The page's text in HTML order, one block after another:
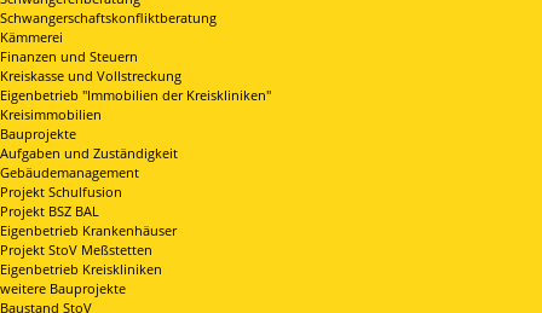
Schwangerschaftskonfliktberatung
Kämmerei
Finanzen und Steuern
Kreiskasse und Vollstreckung
Eigenbetrieb "Immobilien der Kreiskliniken"
Kreisimmobilien
Bauprojekte
Aufgaben und Zuständigkeit
Gebäudemanagement
Projekt Schulfusion
Projekt BSZ BAL
Eigenbetrieb Krankenhäuser
Projekt StoV Meßstetten
Eigenbetrieb Kreiskliniken
weitere Bauprojekte
Baustand StoV